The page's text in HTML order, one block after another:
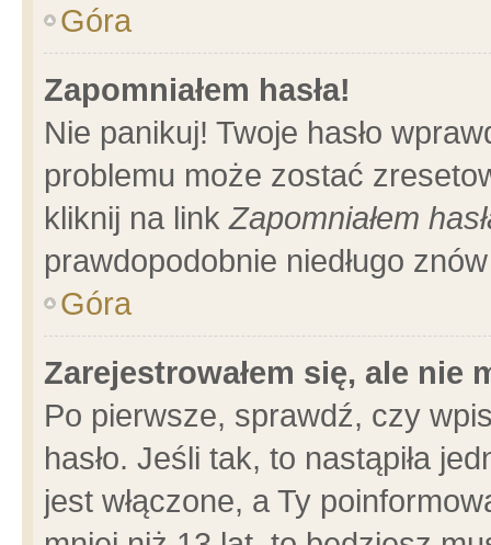
Góra
Zapomniałem hasła!
Nie panikuj! Twoje hasło
problemu może zostać
kliknij na linkZapomniałem
prawdopodobnie niedługo
Góra
Zarejestrowałem się, ale nie
Po pierwsze, sprawdź, czy
hasło. Jeśli tak, to nastąpiła
jest włączone, a Ty